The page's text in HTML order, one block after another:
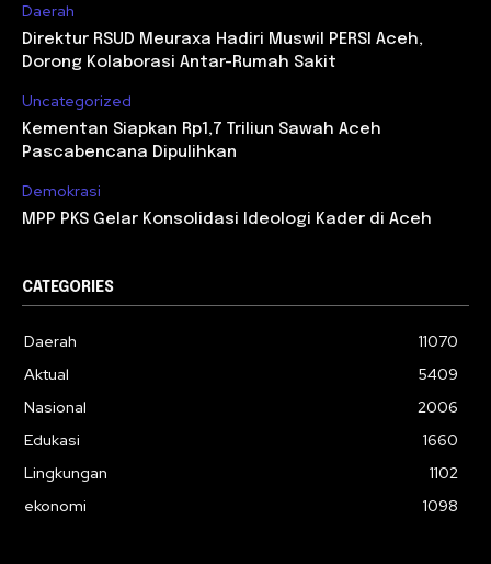
Daerah
Direktur RSUD Meuraxa Hadiri Muswil PERSI Aceh,
Dorong Kolaborasi Antar-Rumah Sakit
Uncategorized
Kementan Siapkan Rp1,7 Triliun Sawah Aceh
Pascabencana Dipulihkan
Demokrasi
MPP PKS Gelar Konsolidasi Ideologi Kader di Aceh
CATEGORIES
Daerah
11070
Aktual
5409
Nasional
2006
Edukasi
1660
Lingkungan
1102
ekonomi
1098